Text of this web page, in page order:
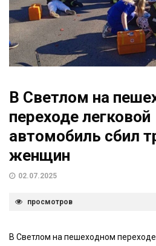
В Светлом на
переходе легковой
автомобиль сбил
женщин
02.07.2025
просмотров
В Светлом на пешеходном